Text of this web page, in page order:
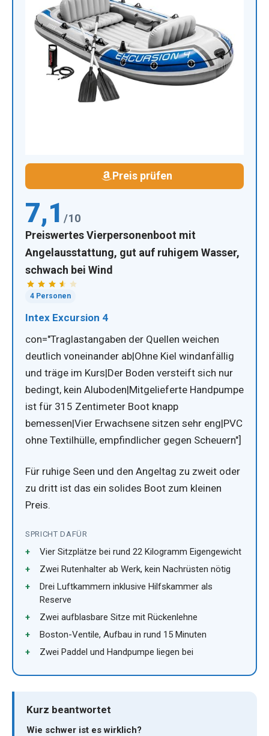
Preis prüfen
7,1 /10
Preiswertes Vierpersonenboot mit
Angelausstattung, gut auf ruhigem Wasser,
schwach bei Wind
4 Personen
Intex Excursion 4
con="Traglastangaben der Quellen weichen
deutlich voneinander ab|Ohne Kiel windanfällig
und träge im Kurs|Der Boden versteift sich nur
bedingt, kein Aluboden|Mitgelieferte Handpumpe
ist für 315 Zentimeter Boot knapp
bemessen|Vier Erwachsene sitzen sehr eng|PVC
ohne Textilhülle, empfindlicher gegen Scheuern"]
Für ruhige Seen und den Angeltag zu zweit oder
zu dritt ist das ein solides Boot zum kleinen
Preis.
SPRICHT DAFÜR
Vier Sitzplätze bei rund 22 Kilogramm Eigengewicht
Zwei Rutenhalter ab Werk, kein Nachrüsten nötig
Drei Luftkammern inklusive Hilfskammer als
Reserve
Zwei aufblasbare Sitze mit Rückenlehne
Boston-Ventile, Aufbau in rund 15 Minuten
Zwei Paddel und Handpumpe liegen bei
Kurz beantwortet
Wie schwer ist es wirklich?